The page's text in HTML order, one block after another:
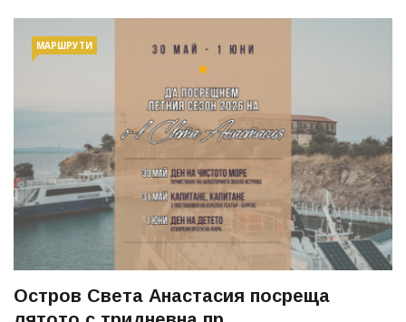
МАРШРУТИ
Остров Света Анастасия посреща